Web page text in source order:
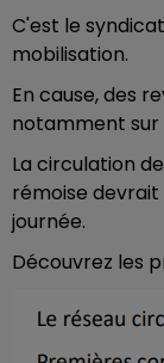
C'est le
mobilisation.
En cause, des
notamment sur
La circulation
rémoise
journée.
Découvrez les